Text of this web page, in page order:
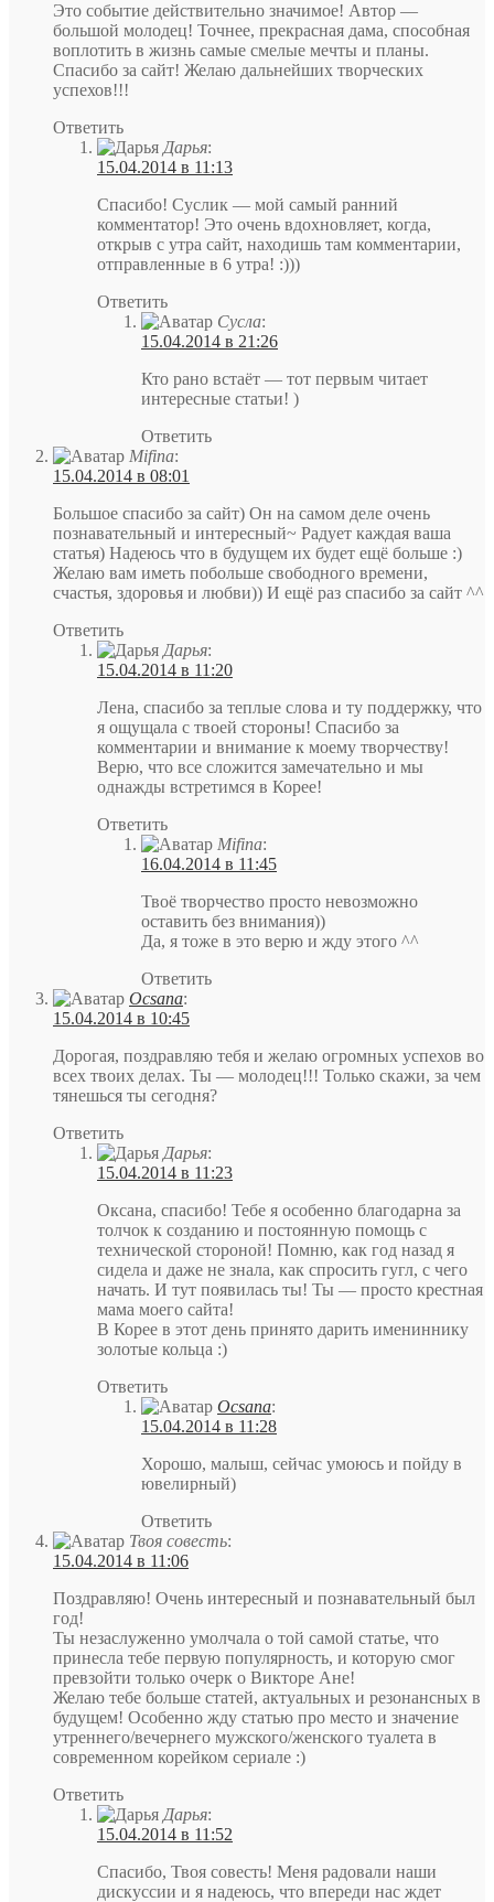
Это событие действительно значимое! Автор —
большой молодец! Точнее, прекрасная дама, способная
воплотить в жизнь самые смелые мечты и планы.
Спасибо за сайт! Желаю дальнейших творческих
успехов!!!
Ответить
Дарья:
15.04.2014 в 11:13
Спасибо! Суслик — мой самый ранний
комментатор! Это очень вдохновляет, когда,
открыв с утра сайт, находишь там комментарии,
отправленные в 6 утра! :)))
Ответить
Сусла:
15.04.2014 в 21:26
Кто рано встаёт — тот первым читает
интересные статьи! )
Ответить
Mifina:
15.04.2014 в 08:01
Большое спасибо за сайт) Он на самом деле очень
познавательный и интересный~ Радует каждая ваша
статья) Надеюсь что в будущем их будет ещё больше :)
Желаю вам иметь побольше свободного времени,
счастья, здоровья и любви)) И ещё раз спасибо за сайт ^^
Ответить
Дарья:
15.04.2014 в 11:20
Лена, спасибо за теплые слова и ту поддержку, что
я ощущала с твоей стороны! Спасибо за
комментарии и внимание к моему творчеству!
Верю, что все сложится замечательно и мы
однажды встретимся в Корее!
Ответить
Mifina:
16.04.2014 в 11:45
Твоё творчество просто невозможно
оставить без внимания))
Да, я тоже в это верю и жду этого ^^
Ответить
Ocsana:
15.04.2014 в 10:45
Дорогая, поздравляю тебя и желаю огромных успехов во
всех твоих делах. Ты — молодец!!! Только скажи, за чем
тянешься ты сегодня?
Ответить
Дарья:
15.04.2014 в 11:23
Оксана, спасибо! Тебе я особенно благодарна за
толчок к созданию и постоянную помощь с
технической стороной! Помню, как год назад я
сидела и даже не знала, как спросить гугл, с чего
начать. И тут появилась ты! Ты — просто крестная
мама моего сайта!
В Корее в этот день принято дарить имениннику
золотые кольца :)
Ответить
Ocsana:
15.04.2014 в 11:28
Хорошо, малыш, сейчас умоюсь и пойду в
ювелирный)
Ответить
Твоя совесть:
15.04.2014 в 11:06
Поздравляю! Очень интересный и познавательный был
год!
Ты незаслуженно умолчала о той самой статье, что
принесла тебе первую популярность, и которую смог
превзойти только очерк о Викторе Ане!
Желаю тебе больше статей, актуальных и резонансных в
будущем! Особенно жду статью про место и значение
утреннего/вечернего мужского/женского туалета в
современном корейком сериале :)
Ответить
Дарья:
15.04.2014 в 11:52
Спасибо, Твоя совесть! Меня радовали наши
дискуссии и я надеюсь, что впереди нас ждет